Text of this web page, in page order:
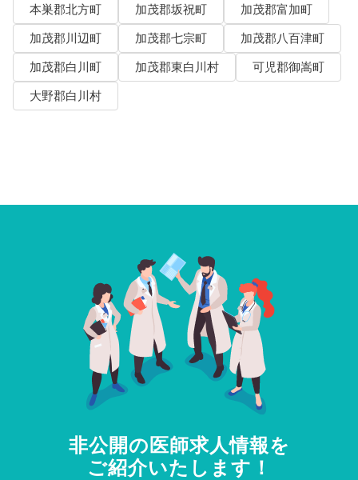
本巣郡北方町
加茂郡坂祝町
加茂郡富加町
加茂郡川辺町
加茂郡七宗町
加茂郡八百津町
加茂郡白川町
加茂郡東白川村
可児郡御嵩町
大野郡白川村
非公開の医師求人情報を
ご紹介いたします！